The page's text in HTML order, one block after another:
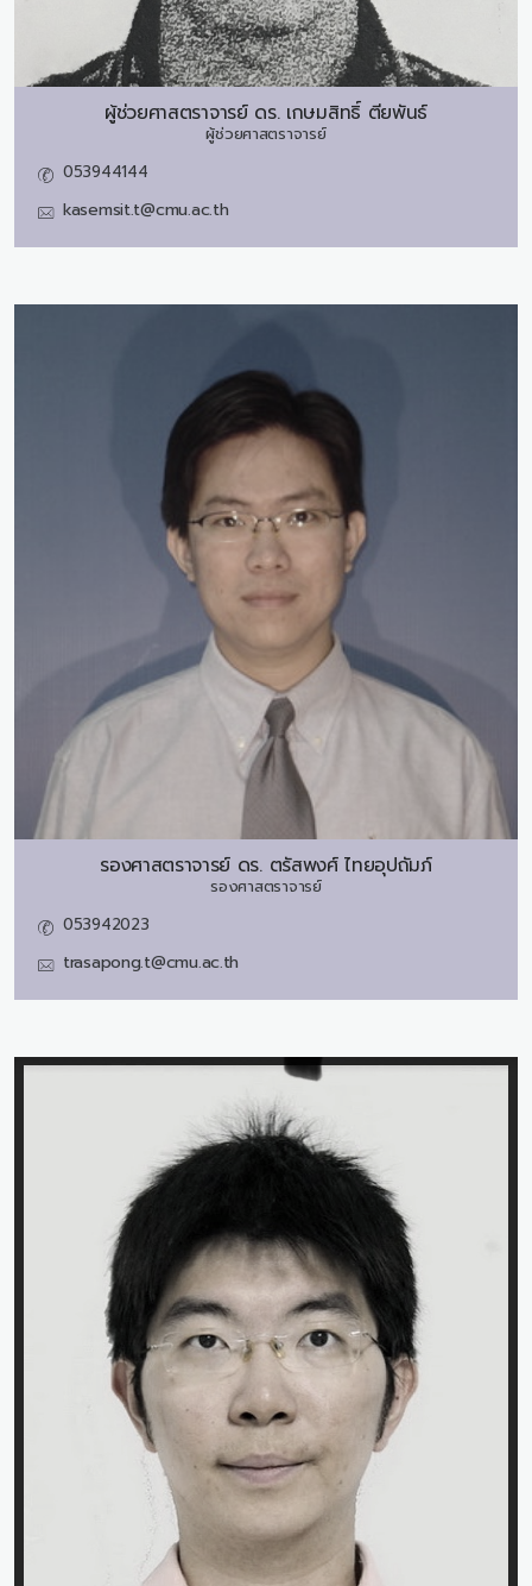
ผู้ช่วยศาสตราจารย์ ดร. เกษมสิทธิ์ ตียพันธ์
ผู้ช่วยศาสตราจารย์
053944144
kasemsit.t@cmu.ac.th
รองศาสตราจารย์ ดร. ตรัสพงศ์ ไทยอุปถัมภ์
รองศาสตราจารย์
053942023
trasapong.t@cmu.ac.th